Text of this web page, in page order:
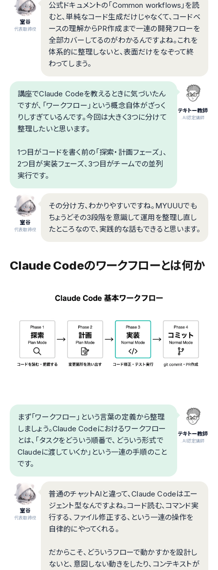
室谷
代表取締役
公式ドキュメントの「Common workflows」を読
むと、単純なコード生成だけじゃなくて、コードベ
ースの理解からPR作成まで一連の開発フローを
全部カバーしてるのがわかるんですよね。これを
体系的に整理しないと、表面だけをなぞって終
わってしまう。
テキトー教師
.AI認定講師
講座でClaude Codeを教えるときに気づいたん
ですが、「ワークフロー」という概念自体がざっく
りしすぎているんです。今回は大きく3つに分けて
整理したいと思います。
1つ目がコードを書く前の「探索・計画フェーズ」、
2つ目が実装フェーズ、3つ目がチームでの並列
実行です。
室谷
代表取締役
その分け方、わかりやすいですね。MYUUUでも
ちょうどその3段階を意識して運用を整理し直し
たところなので、実践的な話もできると思います。
Claude Codeのワークフローとは何か
テキトー教師
.AI認定講師
まず「ワークフロー」という言葉の定義から整理
しましょう。Claude Codeにおけるワークフロー
とは、「タスクをどういう順番で、どういう形式で
Claudeに渡していくか」という一連の手順のこと
です。
室谷
代表取締役
普通のチャットAIと違って、Claude Codeはエー
ジェント型なんですよね。コード読む、コマンド実
行する、ファイル修正する、という一連の操作を
自律的にやってくれる。
だからこそ、どういうフローで動かすかを設計し
ないと、意図しない動きをしたり、コンテキストが